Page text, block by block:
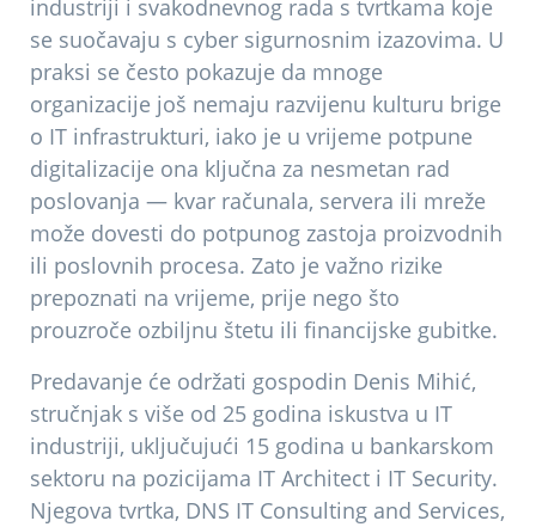
industriji i svakodnevnog rada s tvrtkama koje
se suočavaju s cyber sigurnosnim izazovima. U
praksi se često pokazuje da mnoge
organizacije još nemaju razvijenu kulturu brige
o IT infrastrukturi, iako je u vrijeme potpune
digitalizacije ona ključna za nesmetan rad
poslovanja — kvar računala, servera ili mreže
može dovesti do potpunog zastoja proizvodnih
ili poslovnih procesa. Zato je važno rizike
prepoznati na vrijeme, prije nego što
prouzroče ozbiljnu štetu ili financijske gubitke.
Predavanje će održati gospodin Denis Mihić,
stručnjak s više od 25 godina iskustva u IT
industriji, uključujući 15 godina u bankarskom
sektoru na pozicijama IT Architect i IT Security.
Njegova tvrtka, DNS IT Consulting and Services,